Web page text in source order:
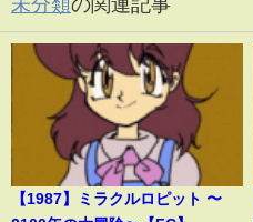
未分類の関連記事
【1987】ミラクルロピット 〜